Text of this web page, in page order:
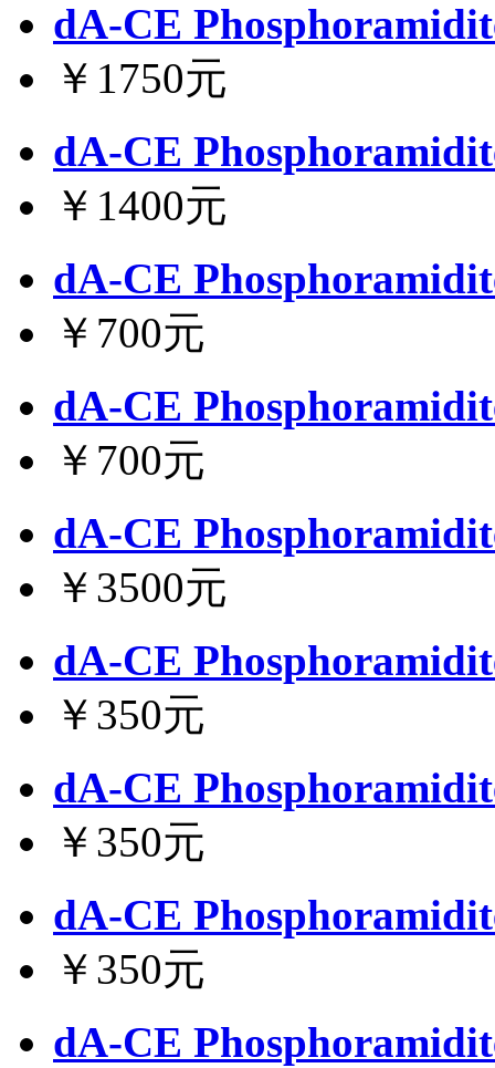
dA-CE
￥1750元
dA-CE
￥1400元
dA-CE
￥700元
dA-CE
￥700元
dA-CE
￥3500元
dA-CE
￥350元
dA-CE
￥350元
dA-CE
￥350元
dA-CE